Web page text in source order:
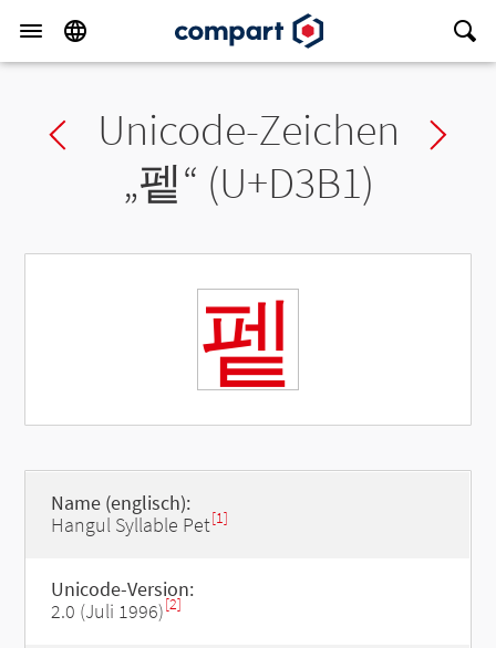
Previous char
Unicode-Zeichen
„펱“ (U+D3B1)
펱
Name (englisch):
Hangul Syllable Pet[1]
Unicode-Version:
2.0 (Juli 1996)[2]